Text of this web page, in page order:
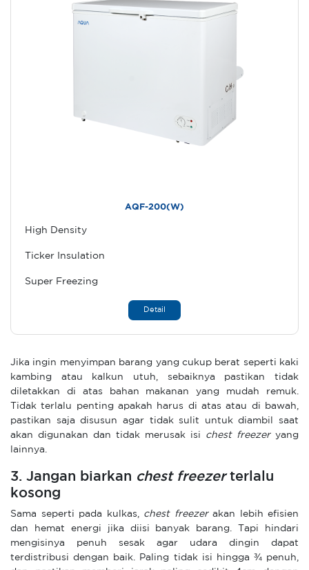
AQF-200(W)
High Density
Ticker Insulation
Super Freezing
Detail
Jika ingin menyimpan barang yang cukup berat seperti kaki
kambing atau kalkun utuh, sebaiknya pastikan tidak
diletakkan di atas bahan makanan yang mudah remuk.
Tidak terlalu penting apakah harus di atas atau di bawah,
pastikan saja disusun agar tidak sulit untuk diambil saat
akan digunakan dan tidak merusak isi chest freezeryang
lainnya.
3. Jangan biarkan chest freezerterlalu
kosong
Sama seperti pada kulkas, chest freezerakan lebih efisien
dan hemat energi jika diisi banyak barang. Tapi hindari
mengisinya penuh sesak agar udara dingin dapat
terdistribusi dengan baik. Paling tidak isi hingga ¾ penuh,